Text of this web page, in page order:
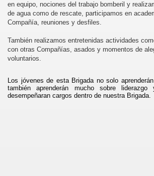
en equipo, nociones del trabajo bomberil y
de agua como de rescate, participamos en
Compañía, reuniones y desfiles.
También realizamos entretenidas actividades
con otras Compañías, asados y momentos de
voluntarios.
Los jóvenes de esta Brigada no solo
también aprenderán mucho sobre
desempeñaran cargos dentro de nuestra Brigada.